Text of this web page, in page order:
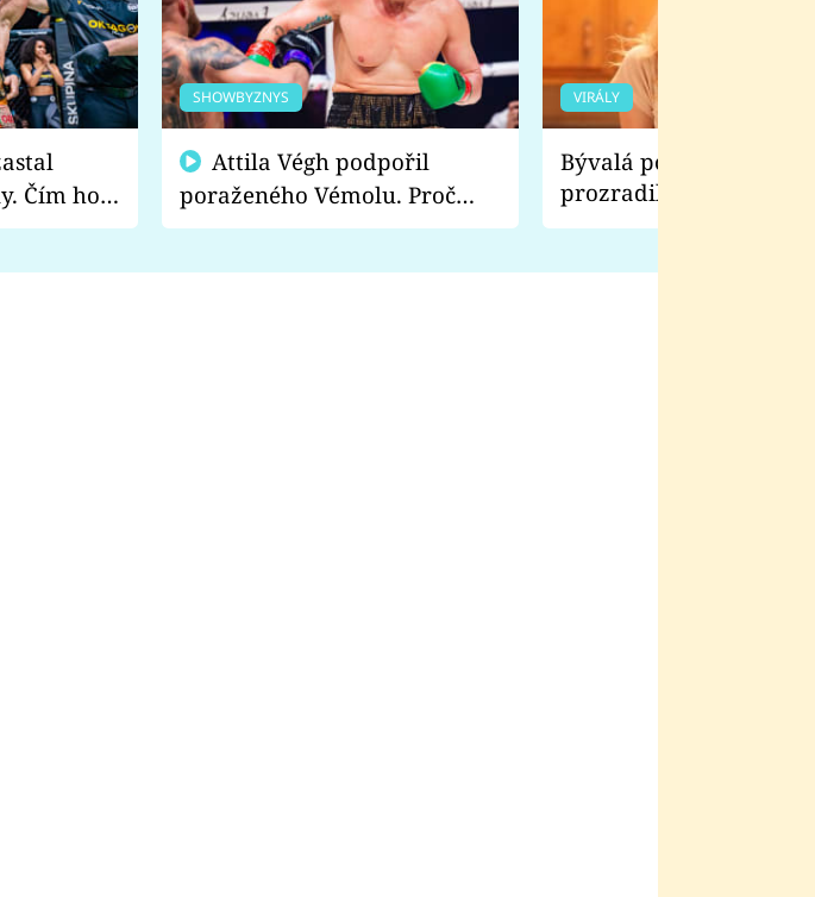
Čím ho
SHOWBYZNYS
poraženého Vémolu. Proč
chce raději zápasit s ním než
VIRÁLY
Bývalá pornoherečka
prozradila, co ji
natáčení Euforie.